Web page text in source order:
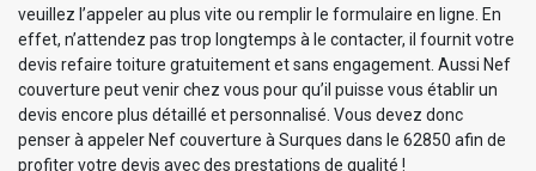
veuillez l’appeler au plus vite ou remplir le formulaire en ligne. En
effet, n’attendez pas trop longtemps à le contacter, il fournit votre
devis refaire toiture gratuitement et sans engagement. Aussi Nef
couverture peut venir chez vous pour qu’il puisse vous établir un
devis encore plus détaillé et personnalisé. Vous devez donc
penser à appeler Nef couverture à Surques dans le 62850 afin de
profiter votre devis avec des prestations de qualité !